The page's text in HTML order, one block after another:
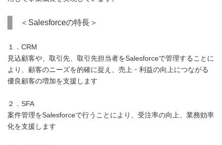
＜Salesforceの特長＞
１．CRM
見込顧客や、取引先、取引先担当者をSalesforceで管理することに
より、顧客のニーズを的確に捉え、売上・利益の向上につながる
優良顧客の増加を支援します
２．SFA
案件管理をSalesforceで行うことにより、受注率の向上、業務効率
化を支援します